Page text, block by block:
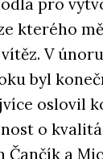
pro
kterého
V únoru
byl
oslovil
o
Čančík a